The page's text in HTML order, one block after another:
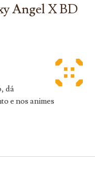
Angel X BD
dá
e nos animes